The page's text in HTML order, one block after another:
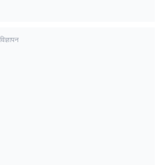
विज्ञापन